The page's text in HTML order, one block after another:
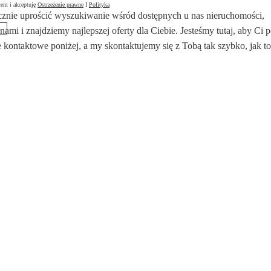
i akceptuję Ostrzeżenie prawne I Polityka
uprościć wyszukiwanie wśród dostępnych u nas nieruchomości,
i znajdziemy najlepszej oferty dla Ciebie. Jesteśmy tutaj, aby Ci
kontaktowe poniżej, a my skontaktujemy się z Tobą tak szybko, jak to